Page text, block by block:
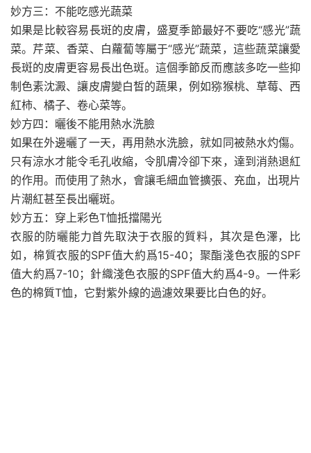
妙方三：不能吃感光蔬菜
如果是比較容易長斑的皮膚，盛夏季節最好不要吃“感光”蔬
菜。芹菜、香菜、白蘿蔔等屬于“感光”蔬菜，這些蔬菜讓愛
長斑的皮膚更容易長出色斑。這個季節反而應該多吃一些抑
制色素沈澱、讓皮膚變白皙的蔬果，例如猕猴桃、草莓、西
紅柿、橘子、卷心菜等。
妙方四：曬後不能用熱水洗臉
如果在外邊曬了一天，再用熱水洗臉，就如同被熱水灼傷。
只有涼水才能令毛孔收縮，令肌膚冷卻下來，達到消熱退紅
的作用。而使用了熱水，會讓毛細血管擴張、充血，出現片
片潮紅甚至長出曬斑。
妙方五：穿上彩色T恤抵擋陽光
衣服的防曬能力首先取決于衣服的質料，其次是色澤，比
如，棉質衣服的SPF值大約爲15-40；聚酯淺色衣服的SPF
值大約爲7-10；針織淺色衣服的SPF值大約爲4-9。一件彩
色的棉質T恤，它對紫外線的過濾效果要比白色的好。